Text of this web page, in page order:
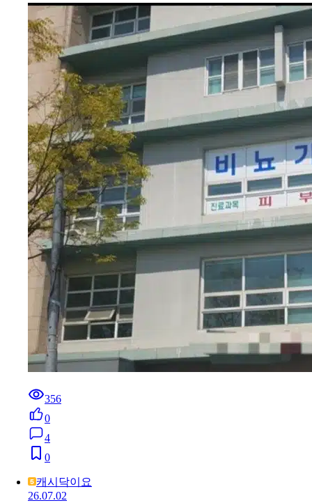
356
0
4
0
캐시닥이요
26.07.02